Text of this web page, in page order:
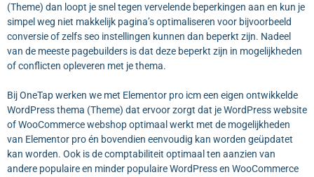
(Theme) dan loopt je snel tegen vervelende beperkingen aan en kun je
simpel weg niet makkelijk pagina’s optimaliseren voor bijvoorbeeld
conversie of zelfs seo instellingen kunnen dan beperkt zijn. Nadeel
van de meeste pagebuilders is dat deze beperkt zijn in mogelijkheden
of conflicten opleveren met je thema.
Bij OneTap werken we met Elementor pro icm een eigen ontwikkelde
WordPress thema (Theme) dat ervoor zorgt dat je WordPress website
of WooCommerce webshop optimaal werkt met de mogelijkheden
van Elementor pro én bovendien eenvoudig kan worden geüpdatet
kan worden. Ook is de comptabiliteit optimaal ten aanzien van
andere populaire en minder populaire WordPress en WooCommerce